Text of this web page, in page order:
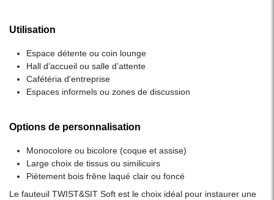
Utilisation
Espace détente ou coin lounge
Hall d’accueil ou salle d’attente
Cafétéria d'entreprise
Espaces informels ou zones de discussion
Options de personnalisation
Monocolore ou bicolore (coque et assise)
Large choix de tissus ou similicuirs
Piètement bois frêne laqué clair ou foncé
Le fauteuil TWIST&SIT Soft est le choix idéal pour instaurer une